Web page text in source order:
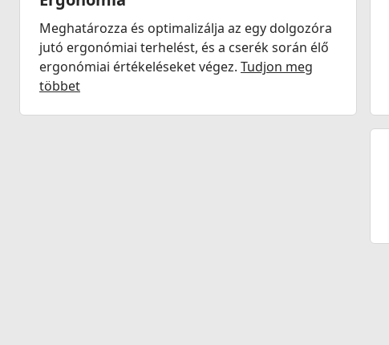
Meghatározza és optimalizálja az egy dolgozóra
jutó ergonómiai terhelést, és a cserék során élő
ergonómiai értékeléseket végez. Tudjon meg
többet